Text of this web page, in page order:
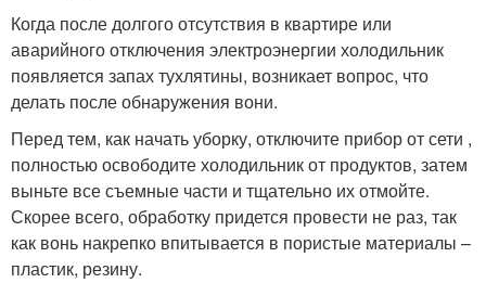
Когда после долгого отсутствия в квартире или
аварийного отключения электроэнергии холодильник
появляется запах тухлятины, возникает вопрос, что
делать после обнаружения вони.
Перед тем, как начать уборку, отключите прибор от сети ,
полностью освободите холодильник от продуктов, затем
выньте все съемные части и тщательно их отмойте.
Скорее всего, обработку придется провести не раз, так
как вонь накрепко впитывается в пористые материалы –
пластик, резину.